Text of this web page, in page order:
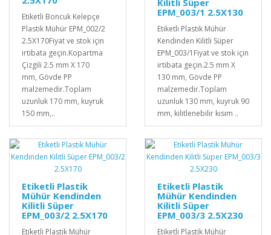
Etiketli Boncuk Kelepçe
Plastik Mühür EPM_002/2
2.5X170Fiyat ve stok için
irtibata geçin.Kopartma
Çizgili 2.5 mm X 170
mm, Gövde PP
malzemedir.Toplam
uzunluk 170 mm, kuyruk
150 mm,..
Kilitli Süper
EPM_003/1 2.5X130
Etiketli Plastik Mühür
Kendinden Kilitli Süper
EPM_003/1Fiyat ve stok için
irtibata geçin.2.5 mm X
130 mm, Gövde PP
malzemedir.Toplam
uzunluk 130 mm, kuyruk 90
mm, kilitlenebilir kısım ..
Etiketli Plastik
Mühür Kendinden
Kilitli Süper
EPM_003/2 2.5X170
Etiketli Plastik Mühür
Etiketli Plastik
Mühür Kendinden
Kilitli Süper
EPM_003/3 2.5X230
Etiketli Plastik Mühür